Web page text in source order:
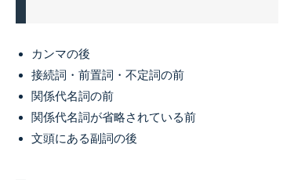
カンマの後
接続詞・前置詞・不定詞の前
関係代名詞の前
関係代名詞が省略されている前
文頭にある副詞の後